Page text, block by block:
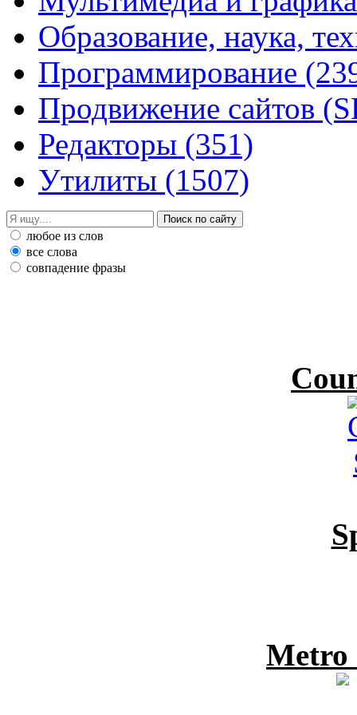
Образование, наука,
Программирование
Продвижение сайтов
Редакторы (351)
Утилиты (1507)
любое из слов
все слова
совпадение фразы
Metro